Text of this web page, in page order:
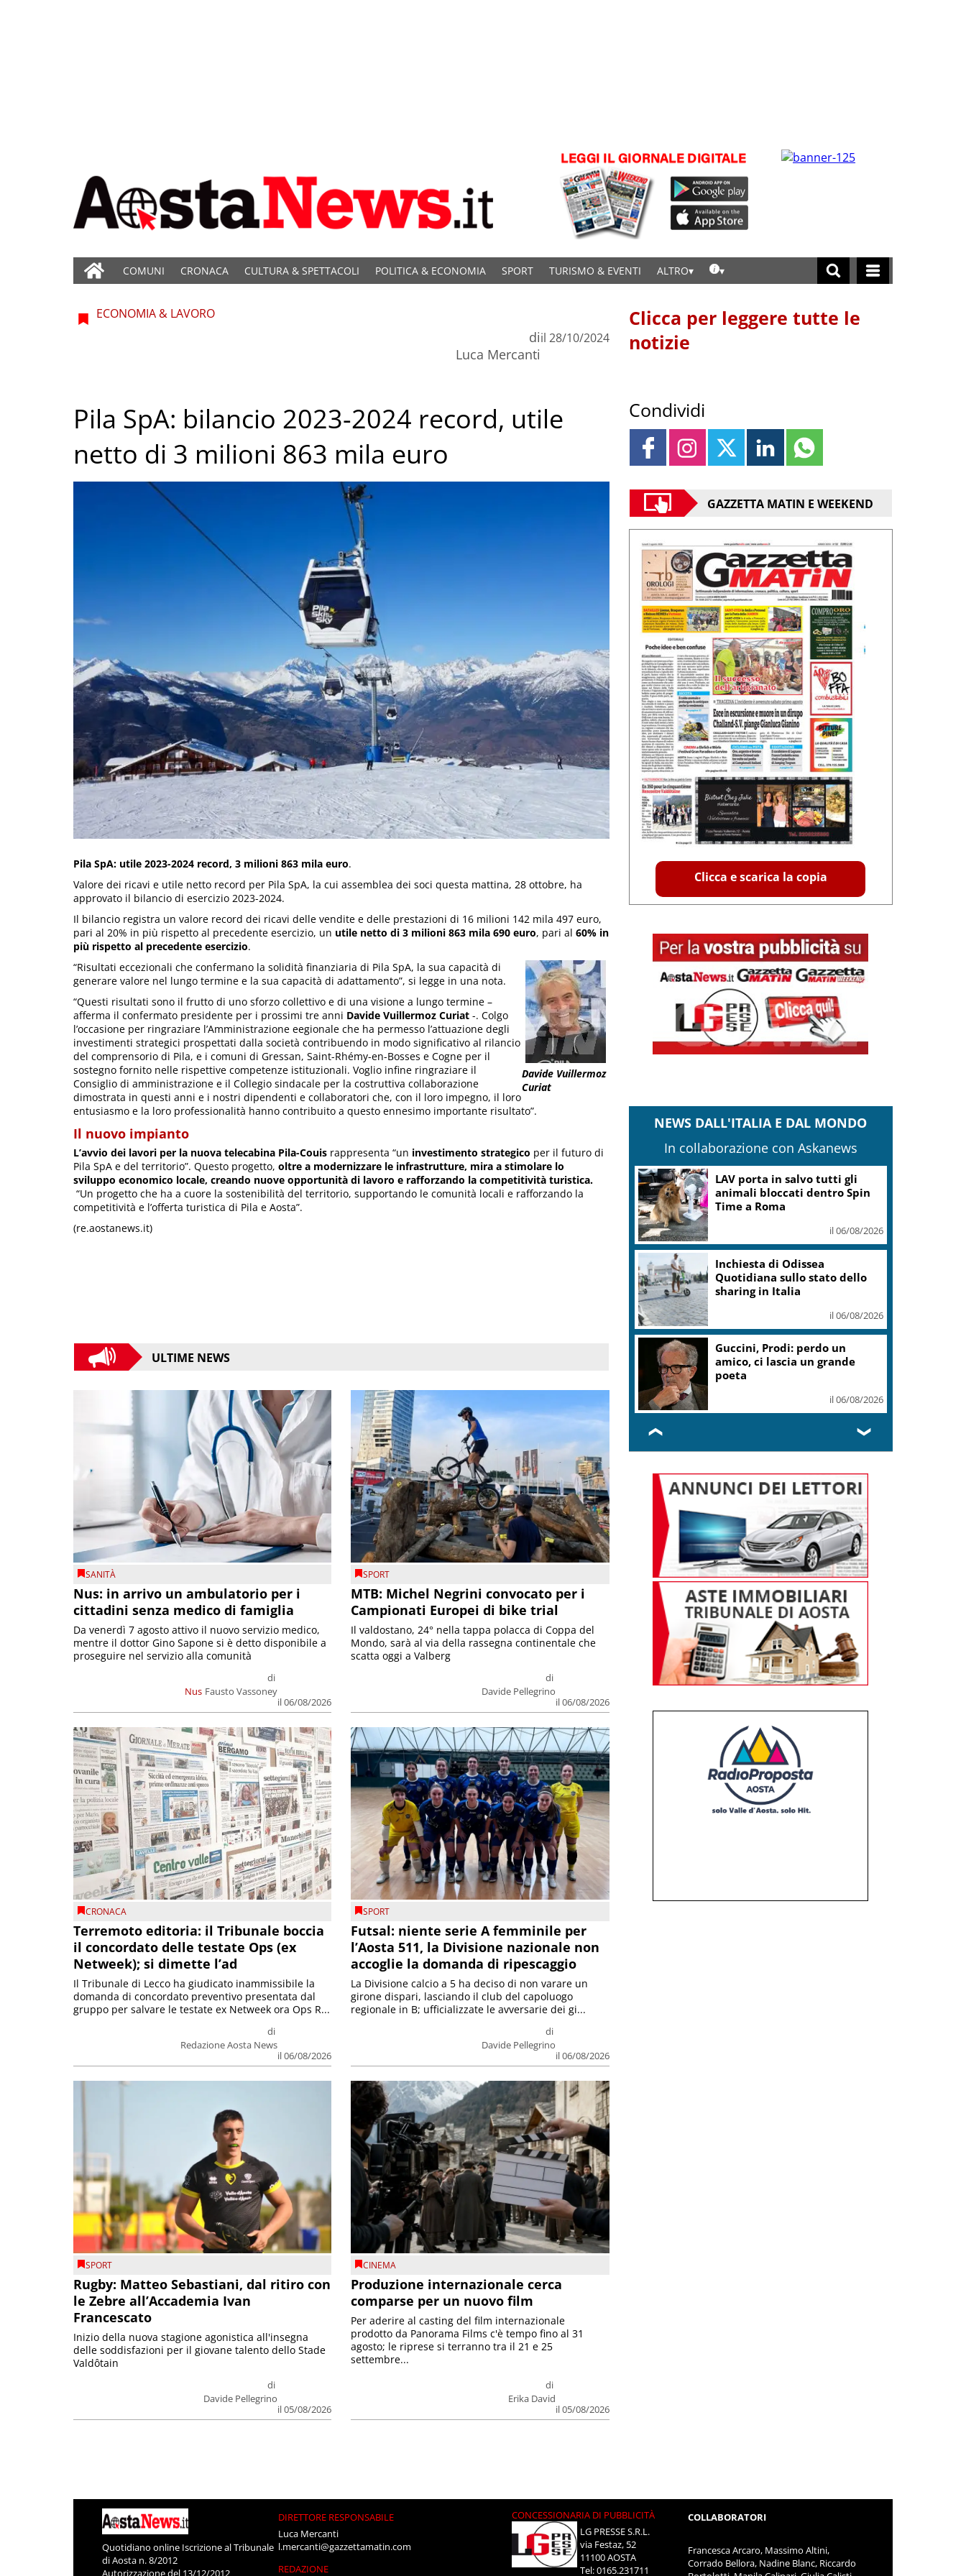
COMUNI CRONACA CULTURA & SPETTACOLI POLITICA & ECONOMIA SPORT TURISMO & EVENTI ALTRO
ECONOMIA & LAVORO
di
Luca Mercanti
il 28/10/2024
Pila SpA: bilancio 2023-2024 record, utile
netto di 3 milioni 863 mila euro
Pila SpA: utile 2023-2024 record, 3 milioni 863 mila euro.
Valore dei ricavi e utile netto record per Pila SpA, la cui assemblea dei soci questa mattina, 28 ottobre, ha
approvato il bilancio di esercizio 2023-2024.
Il bilancio registra un valore record dei ricavi delle vendite e delle prestazioni di 16 milioni 142 mila 497 euro,
pari al 20% in più rispetto al precedente esercizio, un utile netto di 3 milioni 863 mila 690 euro, pari al 60% in
più rispetto al precedente esercizio.
Davide Vuillermoz
Curiat
“Risultati eccezionali che confermano la solidità finanziaria di Pila SpA, la sua capacità di
generare valore nel lungo termine e la sua capacità di adattamento”, si legge in una nota.
“Questi risultati sono il frutto di uno sforzo collettivo e di una visione a lungo termine –
afferma il confermato presidente per i prossimi tre anni Davide Vuillermoz Curiat -. Colgo
l’occasione per ringraziare l’Amministrazione eegionale che ha permesso l’attuazione degli
investimenti strategici prospettati dalla società contribuendo in modo significativo al rilancio
del comprensorio di Pila, e i comuni di Gressan, Saint-Rhémy-en-Bosses e Cogne per il
sostegno fornito nelle rispettive competenze istituzionali. Voglio infine ringraziare il
Consiglio di amministrazione e il Collegio sindacale per la costruttiva collaborazione
dimostrata in questi anni e i nostri dipendenti e collaboratori che, con il loro impegno, il loro
entusiasmo e la loro professionalità hanno contribuito a questo ennesimo importante risultato”.
Il nuovo impianto
L’avvio dei lavori per la nuova telecabina Pila-Couis rappresenta “un investimento strategico per il futuro di
Pila SpA e del territorio”. Questo progetto, oltre a modernizzare le infrastrutture, mira a stimolare lo
sviluppo economico locale, creando nuove opportunità di lavoro e rafforzando la competitività turistica.
“Un progetto che ha a cuore la sostenibilità del territorio, supportando le comunità locali e rafforzando la
competitività e l’offerta turistica di Pila e Aosta”.
(re.aostanews.it)
ULTIME NEWS
SANITÀ
Nus: in arrivo un ambulatorio per i
cittadini senza medico di famiglia
Nus
di
Fausto Vassoney
il 06/08/2026
Da venerdì 7 agosto attivo il nuovo servizio medico,
mentre il dottor Gino Sapone si è detto disponibile a
proseguire nel servizio alla comunità
SPORT
MTB: Michel Negrini convocato per i
Campionati Europei di bike trial
di
Davide Pellegrino
il 06/08/2026
Il valdostano, 24° nella tappa polacca di Coppa del
Mondo, sarà al via della rassegna continentale che
scatta oggi a Valberg
CRONACA
Terremoto editoria: il Tribunale boccia
il concordato delle testate Ops (ex
Netweek); si dimette l’ad
di
Redazione Aosta News
il 06/08/2026
Il Tribunale di Lecco ha giudicato inammissibile la
domanda di concordato preventivo presentata dal
gruppo per salvare le testate ex Netweek ora Ops R...
SPORT
Futsal: niente serie A femminile per
l’Aosta 511, la Divisione nazionale non
accoglie la domanda di ripescaggio
di
Davide Pellegrino
il 06/08/2026
La Divisione calcio a 5 ha deciso di non varare un
girone dispari, lasciando il club del capoluogo
regionale in B; ufficializzate le avversarie dei gi...
SPORT
Rugby: Matteo Sebastiani, dal ritiro con
le Zebre all’Accademia Ivan
Francescato
di
Davide Pellegrino
il 05/08/2026
Inizio della nuova stagione agonistica all'insegna
delle soddisfazioni per il giovane talento dello Stade
Valdôtain
CINEMA
Produzione internazionale cerca
comparse per un nuovo film
di
Erika David
il 05/08/2026
Per aderire al casting del film internazionale
prodotto da Panorama Films c'è tempo fino al 31
agosto; le riprese si terranno tra il 21 e 25
settembre...
Clicca per leggere tutte le
notizie
Condividi
GAZZETTA MATIN E WEEKEND
Clicca e scarica la copia
NEWS DALL'ITALIA E DAL MONDO
In collaborazione con Askanews
LAV porta in salvo tutti gli
animali bloccati dentro Spin
Time a Roma
il 06/08/2026
Inchiesta di Odissea
Quotidiana sullo stato dello
sharing in Italia
il 06/08/2026
Guccini, Prodi: perdo un
amico, ci lascia un grande
poeta
il 06/08/2026
❮ ❯
Quotidiano online Iscrizione al Tribunale
di Aosta n. 8/2012
Autorizzazione del 13/12/2012
DIRETTORE RESPONSABILE
Luca Mercanti
l.mercanti@gazzettamatin.com
REDAZIONE
CONCESSIONARIA DI PUBBLICITÀ
LG PRESSE S.R.L.
via Festaz, 52
11100 AOSTA
Tel: 0165.231711
COLLABORATORI
Francesca Arcaro, Massimo Altini,
Corrado Bellora, Nadine Blanc, Riccardo